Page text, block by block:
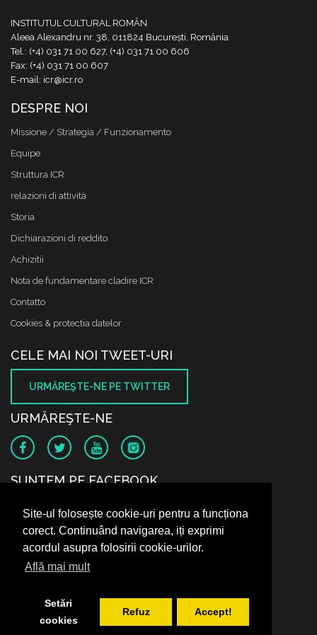
Site-ul folosește cookie-uri pentru a funcționa
corect. Continuând navigarea, iți exprimi
acordul asupra folosirii cookie-urilor.
Află mai mult
Setări
cookies
Refuz Accept!
INSTITUTUL CULTURAL ROMÂN
Aleea Alexandru nr. 38, 011824 București, România
Tel.: (+4) 031 71 00 627, (+4) 031 71 00 606
Fax: (+4) 031 71 00 607
E-mail: icr@icr.ro
DESPRE NOI
Missione / Strategia / Funzionamento
Equipe
Struttura ICR
relazioni di attività
Storia
Dichiarazioni di reddito
Achizitii
Nota de fundamentare cladire ICR
Contatto
Cookies & protectia datelor
CELE MAI NOI TWEET-URI
URMĂREŞTE-NE PE TWITTER
URMĂREŞTE-NE
SUNTEM PE FACEBOOK